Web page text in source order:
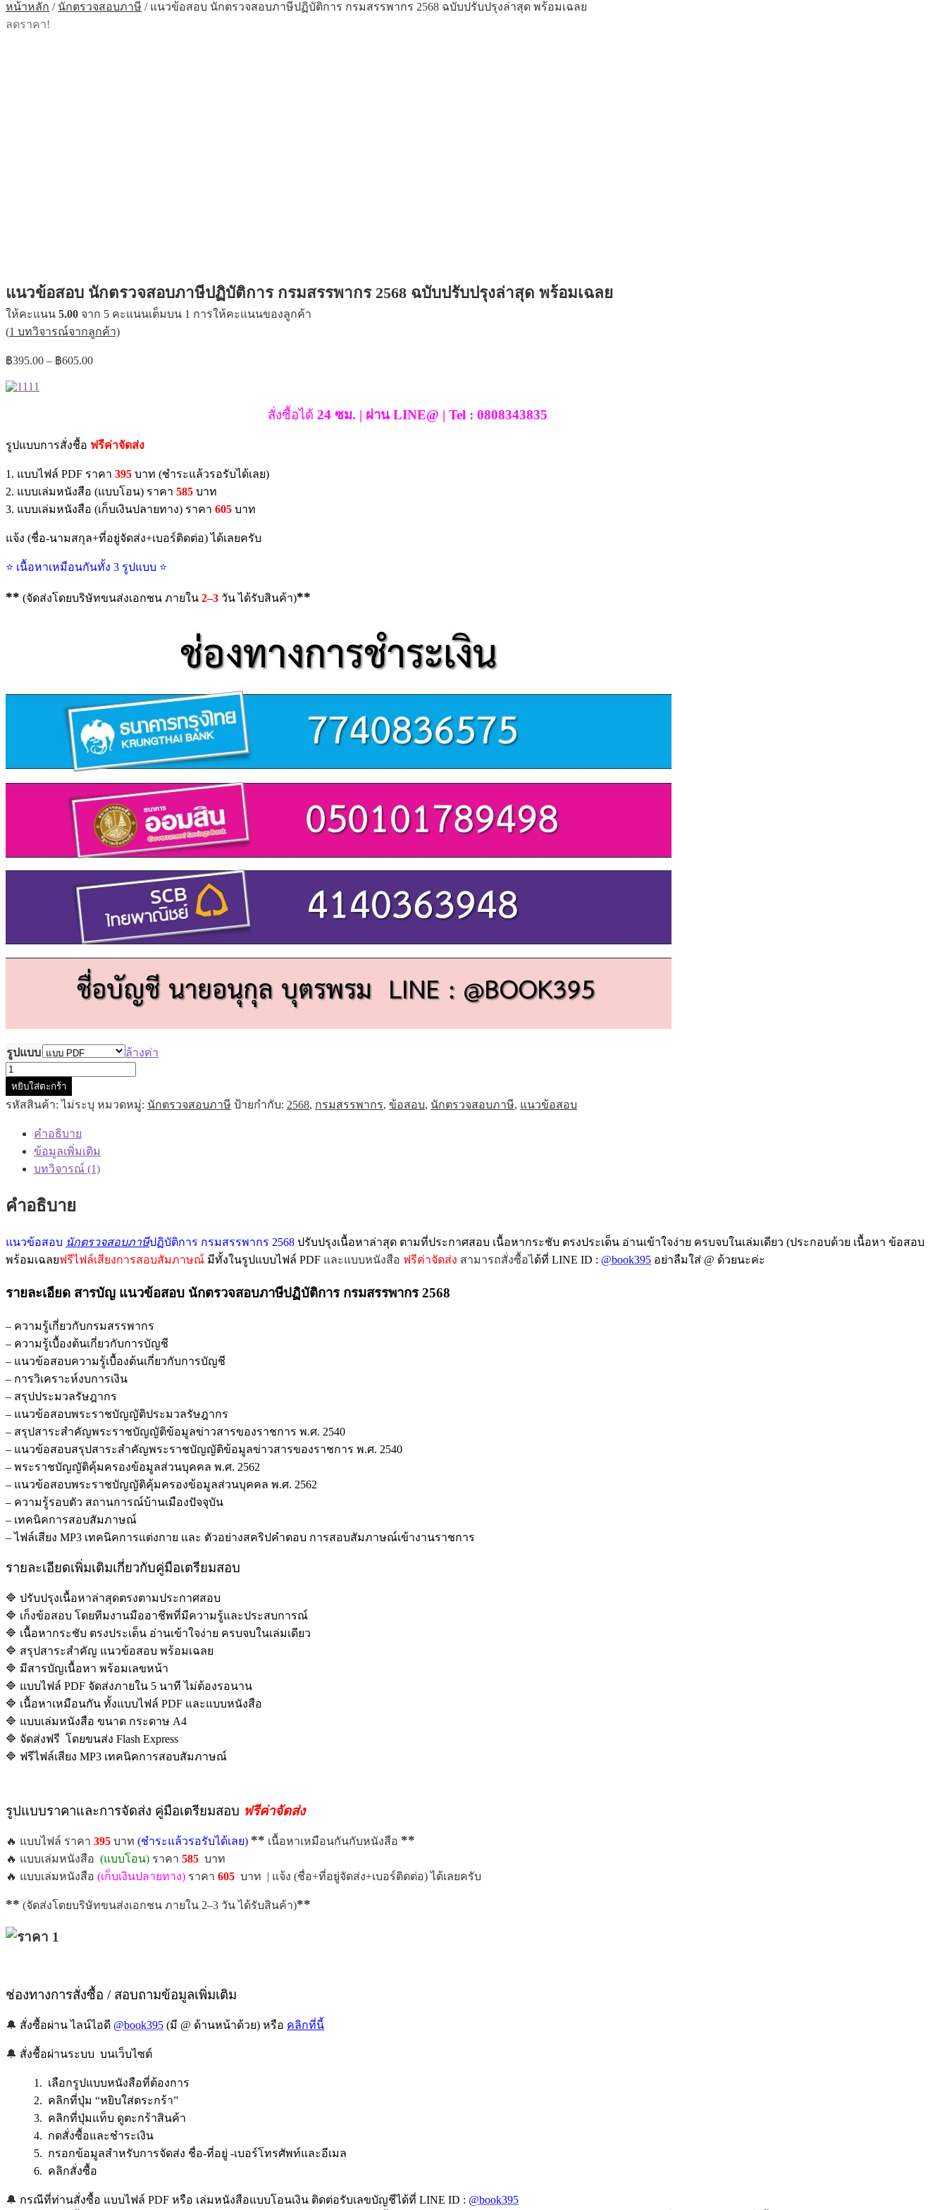
หน้าหลัก / นักตรวจสอบภาษี / แนวข้อสอบ นักตรวจสอบภาษีปฏิบัติการ กรมสรรพากร 2568 ฉบับปรับปรุงล่าสุด พร้อมเฉลย
ลดราคา!
แนวข้อสอบ นักตรวจสอบภาษีปฏิบัติการ กรมสรรพากร 2568 ฉบับปรับปรุงล่าสุด พร้อมเฉลย
ให้คะแนน 5.00 จาก 5 คะแนนเต็มบน 1 การให้คะแนนของลูกค้า
(1 บทวิจารณ์จากลูกค้า)
฿395.00 – ฿605.00Price
สั่งซื้อได้ 24 ซม. | ผ่าน LINE@ | Tel : 0808343835
รูปแบบการสั่งชื้อ ฟรีค่าจัดส่ง
1. แบบไฟล์ PDF ราคา 395 บาท (ชำระแล้วรอรับได้เลย)
2. แบบเล่มหนังสือ (แบบโอน) ราคา 585 บาท
3. แบบเล่มหนังสือ (เก็บเงินปลายทาง) ราคา 605 บาท
แจ้ง (ชื่อ-นามสกุล+ที่อยู่จัดส่ง+เบอร์ติดต่อ) ได้เลยครับ
⭐ เนื้อหาเหมือนกันทั้ง 3 รูปแบบ ⭐
** (จัดส่งโดยบริษัทขนส่งเอกชน ภายใน 2–3 วัน ได้รับสินค้า)**
รูปแบบ
ล้างค่า
จำนวน
แนว
ข้อสอบ
การ
สรรพากร
2568
ปรับปรุง
พร้อม
เฉลย
ชิ้น
หยิบใส่ตะกร้า
รหัสสินค้า:ไม่ระบุ หมวดหมู่: นักตรวจสอบภาษี ป้ายกำกับ: 2568, กรมสรรพากร, ข้อสอบ, นักตรวจสอบภาษี, แนวข้อสอบ
คำอธิบาย
ข้อมูลเพิ่มเติม
บทวิจารณ์ (1)
คำอธิบาย
แนวข้อสอบ นักตรวจสอบภาษีปฏิบัติการ กรมสรรพากร 2568 ปรับปรุงเนื้อหาล่าสุด ตามที่ประกาศสอบ เนื้อหากระชับ ตรงประเด็น อ่านเข้าใจง่าย ครบจบในเล่มเดียว (ประกอบด้วย เนื้อหา ข้อสอบ
พร้อมเฉลยฟรีไฟล์เสียงการสอบสัมภาษณ์ มีทั้งในรูปแบบไฟล์ PDF และแบบหนังสือ ฟรีค่าจัดส่ง สามารถสั่งซื้อได้ที่ LINE ID : @book395 อย่าลืมใส่ @ ด้วยนะค่ะ
รายละเอียด สารบัญ แนวข้อสอบ นักตรวจสอบภาษีปฏิบัติการ กรมสรรพากร 2568
– ความรู้เกี่ยวกับกรมสรรพากร
– ความรู้เบื้องต้นเกี่ยวกับการบัญชี
– แนวข้อสอบความรู้เบื้องต้นเกี่ยวกับการบัญชี
– การวิเคราะห์งบการเงิน
– สรุปประมวลรัษฎากร
– แนวข้อสอบพระราชบัญญัติประมวลรัษฎากร
– สรุปสาระสำคัญพระราชบัญญัติข้อมูลข่าวสารของราชการ พ.ศ. 2540
– แนวข้อสอบสรุปสาระสำคัญพระราชบัญญัติข้อมูลข่าวสารของราชการ พ.ศ. 2540
– พระราชบัญญัติคุ้มครองข้อมูลส่วนบุคคล พ.ศ. 2562
– แนวข้อสอบพระราชบัญญัติคุ้มครองข้อมูลส่วนบุคคล พ.ศ. 2562
– ความรู้รอบตัว สถานการณ์บ้านเมืองปัจจุบัน
– เทคนิคการสอบสัมภาษณ์
– ไฟล์เสียง MP3 เทคนิคการแต่งกาย และ ตัวอย่างสคริปคำตอบ การสอบสัมภาษณ์เข้างานราชการ
รายละเอียดเพิ่มเติมเกี่ยวกับคู่มือเตรียมสอบ
🔷 ปรับปรุงเนื้อหาล่าสุดตรงตามประกาศสอบ
🔷 เก็งข้อสอบ โดยทีมงานมืออาชีพที่มีความรู้และประสบการณ์
🔷 เนื้อหากระชับ ตรงประเด็น อ่านเข้าใจง่าย ครบจบในเล่มเดียว
🔷 สรุปสาระสำคัญ แนวข้อสอบ พร้อมเฉลย
🔷 มีสารบัญเนื้อหา พร้อมเลขหน้า
🔷 แบบไฟล์ PDF จัดส่งภายใน 5 นาที ไม่ต้องรอนาน
🔷 เนื้อหาเหมือนกัน ทั้งแบบไฟล์ PDF และแบบหนังสือ
🔷 แบบเล่มหนังสือ ขนาด กระดาษ A4
🔷 จัดส่งฟรี โดยขนส่ง Flash Express
🔷 ฟรีไฟล์เสียง MP3 เทคนิคการสอบสัมภาษณ์
รูปแบบราคาและการจัดส่ง คู่มือเตรียมสอบ ฟรีค่าจัดส่ง
🔥 แบบไฟล์ ราคา 395 บาท (ชำระแล้วรอรับได้เลย) ** เนื้อหาเหมือนกันกับหนังสือ **
🔥 แบบเล่มหนังสือ (แบบโอน) ราคา 585 บาท
🔥 แบบเล่มหนังสือ (เก็บเงินปลายทาง) ราคา 605 บาท | แจ้ง (ชื่อ+ที่อยู่จัดส่ง+เบอร์ติดต่อ) ได้เลยครับ
** (จัดส่งโดยบริษัทขนส่งเอกชน ภายใน 2–3 วัน ได้รับสินค้า)**
ช่องทางการสั่งซื้อ / สอบถามข้อมูลเพิ่มเติม
🔔 สั่งซื้อผ่าน ไลน์ไอดี @book395 (มี @ ด้านหน้าด้วย) หรือ คลิกที่นี้
🔔 สั่งชื้อผ่านระบบ บนเว็บไซต์
1. เลือกรูปแบบหนังสือที่ต้องการ
2. คลิกที่ปุ่ม “หยิบใส่ตระกร้า”
3. คลิกที่ปุ่มแท็บ ดูตะกร้าสินค้า
4. กดสั่งซื้อและชำระเงิน
5. กรอกข้อมูลสำหรับการจัดส่ง ชื่อ-ที่อยู่ -เบอร์โทรศัพท์และอีเมล
6. คลิกสั่งซื้อ
🔔 กรณีที่ท่านสั่งซื้อ แบบไฟล์ PDF หรือ เล่มหนังสือแบบโอนเงิน ติดต่อรับเลขบัญชีได้ที่ LINE ID : @book395